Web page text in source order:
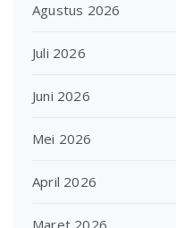
Agustus 2026
Juli 2026
Juni 2026
Mei 2026
April 2026